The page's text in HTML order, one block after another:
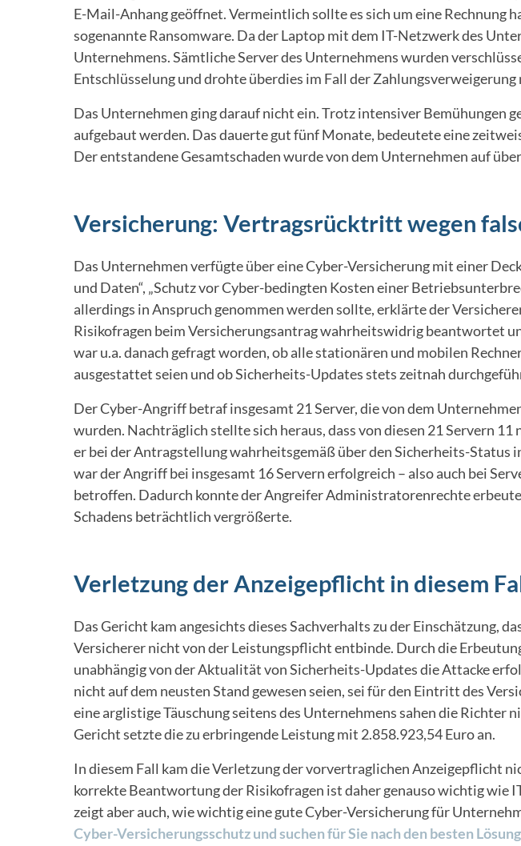
E-Mail-Anhang geöffnet. Vermeintlich sollte es sich um eine
sogenannte Ransomware. Da der Laptop mit dem IT-Netzwerk des
Unternehmens. Sämtliche Server des Unternehmens wurden
Entschlüsselung und drohte überdies im Fall der
Das Unternehmen ging darauf nicht ein. Trotz intensiver
aufgebaut werden. Das dauerte gut fünf Monate, bedeutete eine
Der entstandene Gesamtschaden wurde von dem Unternehmen auf
Versicherung: Vertragsrücktritt wegen
Das Unternehmen verfügte über eine Cyber-Versicherung mit einer
und Daten“, „Schutz vor Cyber-bedingten Kosten einer
allerdings in Anspruch genommen werden sollte, erklärte der
Risikofragen beim Versicherungsantrag wahrheitswidrig beantwortet
war u.a. danach gefragt worden, ob alle stationären und mobilen
ausgestattet seien und ob Sicherheits-Updates stets zeitnah
Der Cyber-Angriff betraf insgesamt 21 Server, die von dem
wurden. Nachträglich stellte sich heraus, dass von diesen 21 Servern
er bei der Antragstellung wahrheitsgemäß über den Sicherheits-
war der Angriff bei insgesamt 16 Servern erfolgreich – also auch bei
betroffen. Dadurch konnte der Angreifer Administratorenrechte
Schadens beträchtlich vergrößerte.
Verletzung der Anzeigepflicht in diesem
Das Gericht kam angesichts dieses Sachverhalts zu der Einschätzung,
Versicherer nicht von der Leistungspflicht entbinde. Durch die
unabhängig von der Aktualität von Sicherheits-Updates die Attacke
nicht auf dem neusten Stand gewesen seien, sei für den Eintritt des
eine arglistige Täuschung seitens des Unternehmens sahen die Richter
Gericht setzte die zu erbringende Leistung mit 2.858.923,54 Euro an.
In diesem Fall kam die Verletzung der vorvertraglichen Anzeigepflicht
korrekte Beantwortung der Risikofragen ist daher genauso wichtig wie
zeigt aber auch, wie wichtig eine gute Cyber-Versicherung für
Cyber-Versicherungsschutz und suchen für Sie nach den besten